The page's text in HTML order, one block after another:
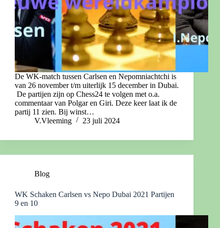
De WK-match tussen Carlsen en Nepomniachtchi is
van 26 november t/m uiterlijk 15 december in Dubai.
De partijen zijn op Chess24 te volgen met o.a.
commentaar van Polgar en Giri. Deze keer laat ik de
partij 11 zien. Bij winst…
V.Vleeming
23 juli 2024
Blog
WK Schaken Carlsen vs Nepo Dubai 2021 Partijen
9 en 10